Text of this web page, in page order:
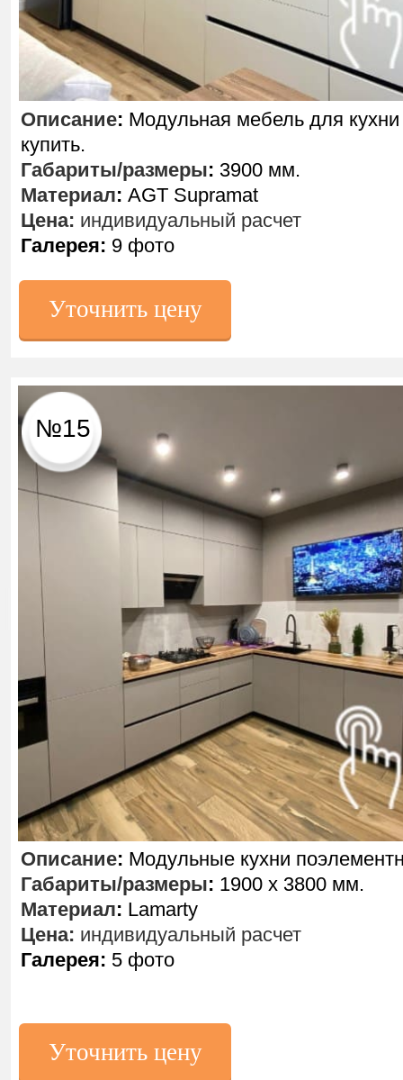
Уточнить цену
Уточнить цену
Описание: Модульные кухни
Габариты/размеры: 1900 х 3800 мм.
Материал: Lamarty
Цена: индивидуальный расчет
Галерея: 5 фото
№15
Описание: Модульная мебель для кухни
купить.
Габариты/размеры: 3900 мм.
Материал: AGT Supramat
Цена: индивидуальный расчет
Галерея: 9 фото